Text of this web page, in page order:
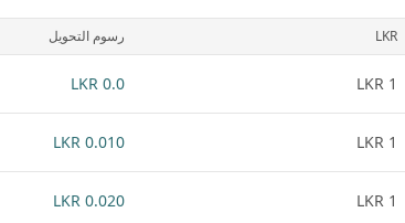
LKR رسوم التحويل
1 LKR
0.0 LKR
1 LKR
0.010 LKR
1 LKR
0.020 LKR